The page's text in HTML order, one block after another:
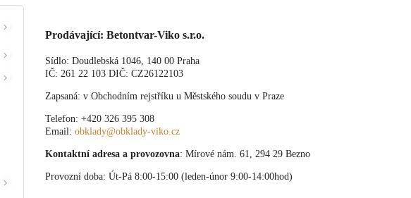
Prodávající: Betontvar-Viko s.r.o.
Sídlo: Doudlebská 1046, 140 00 Praha
IČ: 261 22 103 DIČ: CZ26122103
Zapsaná: v Obchodním rejstříku u Městského soudu v Praze
Telefon: +420 326 395 308
Email: obklady@obklady-viko.cz
Kontaktní adresa a provozovna: Mírové nám. 61, 294 29 Bezno
Provozní doba: Út-Pá 8:00-15:00 (leden-únor 9:00-14:00hod)